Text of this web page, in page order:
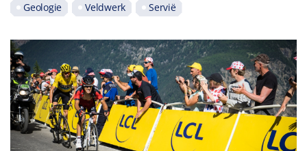
Geologie Veldwerk Servië